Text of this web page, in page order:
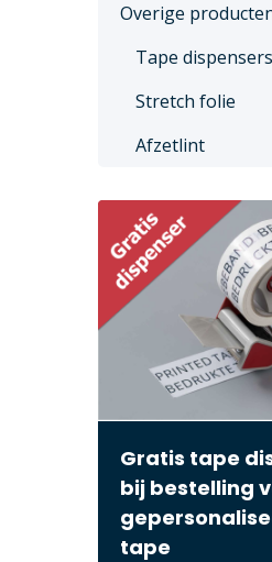
Overige
Tape dispensers
Stretch folie
Afzetlint
Gratis tape
bij bestelling
tape